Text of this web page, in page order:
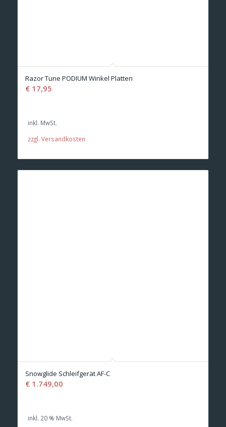
Razor Tune PODIUM Winkel Platten
€17,95
inkl. MwSt.
zzgl. Versandkosten
Snowglide Schleifgerät AF-C
€1.749,00
inkl. 20 % MwSt.